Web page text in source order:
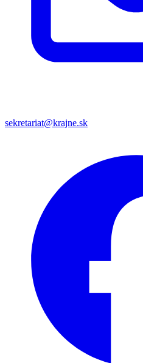
sekretariat@krajne.sk